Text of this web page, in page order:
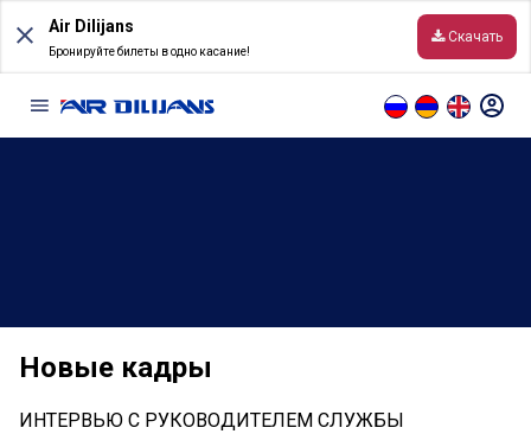
content
Air Dilijans
Бронируйте билеты в одно касание!
Скачать
Направления
Онлайн табло
Новые кадры
ИНТЕРВЬЮ С РУКОВОДИТЕЛЕМ СЛУЖБЫ